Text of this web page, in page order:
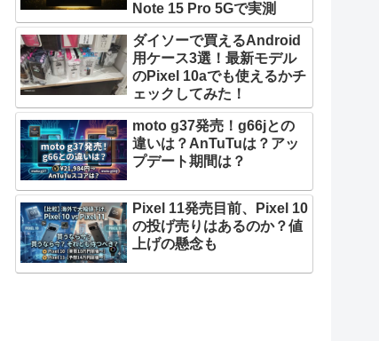
Note 15 Pro 5Gで実測
ダイソーで買えるAndroid
用ケース3選！最新モデル
のPixel 10aでも使えるかチ
ェックしてみた！
moto g37発売！g66jとの
違いは？AnTuTuは？アッ
プデート期間は？
Pixel 11発売目前、Pixel 10
の投げ売りはあるのか？値
上げの懸念も